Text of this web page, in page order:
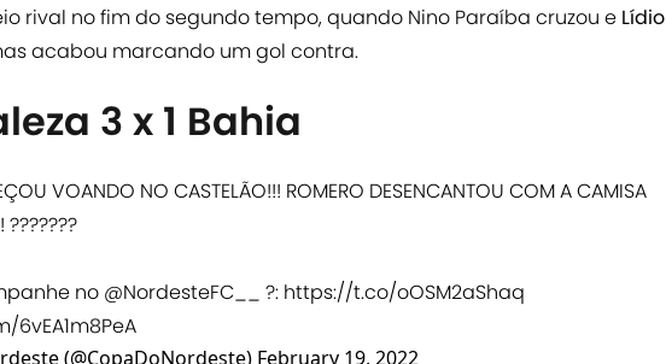
rival no fim do segundo tempo, quando Nino Paraíba cruzou e Lídio
acabou marcando um gol contra.
3 x 1 Bahia
VOANDO NO CASTELÃO!!! ROMERO DESENCANTOU COM A CAMISA
???????
no @NordesteFC__ ?: https://t.co/oOSM2aShaq
6vEA1m8PeA
(@CopaDoNordeste) February 19, 2022